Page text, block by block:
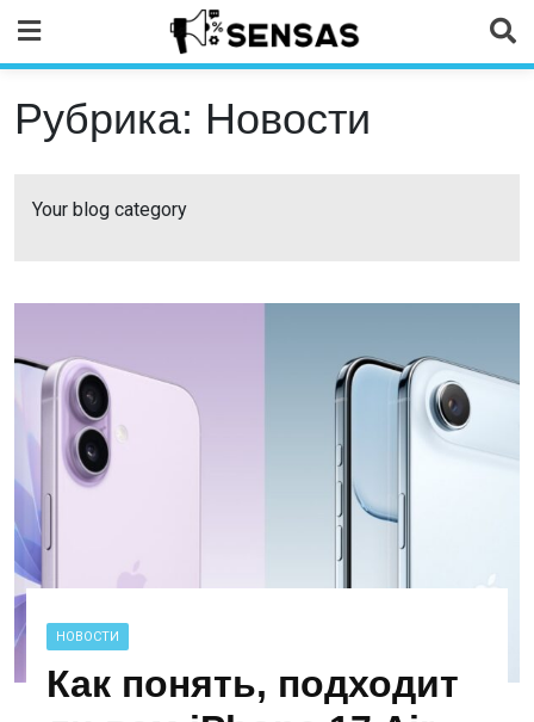
content
Рубрика: Новости
Your blog category
НОВОСТИ
Как понять, подходит